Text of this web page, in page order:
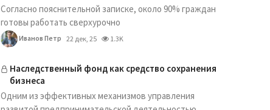
Согласно пояснительной записке, около 90% граждан
готовы работать сверхурочно
Иванов Петр 22 дек, 25 1.3K
Наследственный фонд как средство сохранения
бизнеса
Одним из эффективных механизмов управления